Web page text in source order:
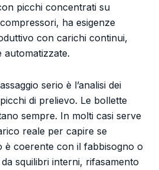
picchi concentrati su
ha esigenze
con carichi continui,
automatizzate.
serio è l’analisi dei
di prelievo. Le bollette
sempre. In molti casi serve
reale per capire se
è coerente con il fabbisogno o
squilibri interni, rifasamento